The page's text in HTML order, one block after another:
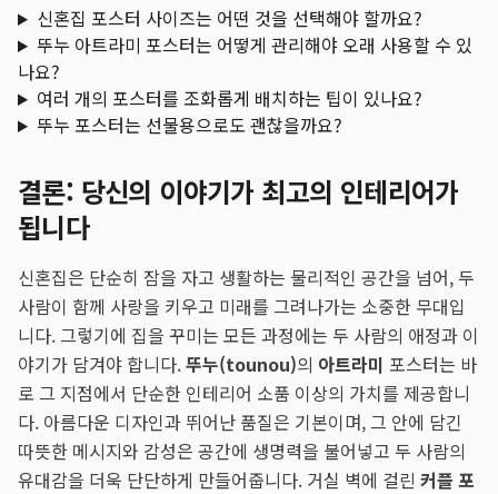
신혼집 포스터 사이즈는 어떤 것을 선택해야 할까요?
뚜누 아트라미 포스터는 어떻게 관리해야 오래 사용할 수 있
나요?
여러 개의 포스터를 조화롭게 배치하는 팁이 있나요?
뚜누 포스터는 선물용으로도 괜찮을까요?
결론: 당신의 이야기가 최고의 인테리어가
됩니다
신혼집은 단순히 잠을 자고 생활하는 물리적인 공간을 넘어, 두
사람이 함께 사랑을 키우고 미래를 그려나가는 소중한 무대입
니다. 그렇기에 집을 꾸미는 모든 과정에는 두 사람의 애정과 이
야기가 담겨야 합니다.뚜누(tounou)의 아트라미 포스터는 바
로 그 지점에서 단순한 인테리어 소품 이상의 가치를 제공합니
다. 아름다운 디자인과 뛰어난 품질은 기본이며, 그 안에 담긴
따뜻한 메시지와 감성은 공간에 생명력을 불어넣고 두 사람의
유대감을 더욱 단단하게 만들어줍니다. 거실 벽에 걸린 커플 포